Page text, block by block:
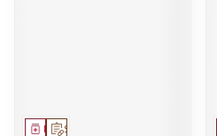
Sur prescription
Médicament